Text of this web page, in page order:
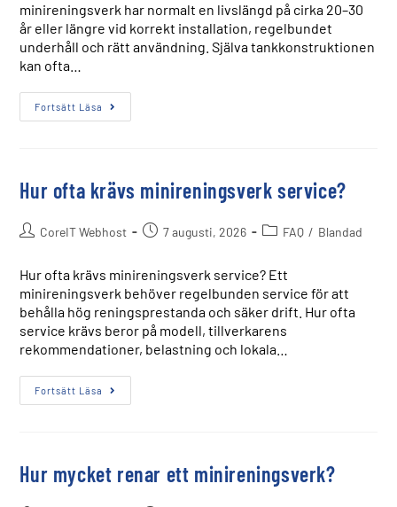
minireningsverk har normalt en livslängd på cirka 20–30
år eller längre vid korrekt installation, regelbundet
underhåll och rätt användning. Själva tankkonstruktionen
kan ofta…
Fortsätt Läsa
Hur ofta krävs minireningsverk service?
CoreIT Webhost 7 augusti, 2026 FAQ / Blandad
Hur ofta krävs minireningsverk service? Ett
minireningsverk behöver regelbunden service för att
behålla hög reningsprestanda och säker drift. Hur ofta
service krävs beror på modell, tillverkarens
rekommendationer, belastning och lokala…
Fortsätt Läsa
Hur mycket renar ett minireningsverk?